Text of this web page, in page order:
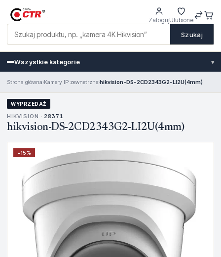
Szukaj
ZalogujUlubione
Wszystkie kategorie ▾
Strona główna›Kamery IP zewnetrzne›hikvision-DS-2CD2343G2-LI2U(4mm)
WYPRZEDAŻ
HIKVISION · 28371
hikvision-DS-2CD2343G2-LI2U(4mm)
−15%